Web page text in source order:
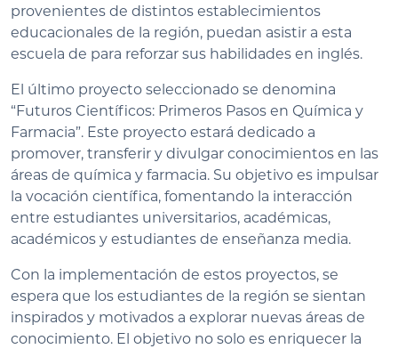
provenientes de distintos establecimientos
educacionales de la región, puedan asistir a esta
escuela de para reforzar sus habilidades en inglés.
El último proyecto seleccionado se denomina
“Futuros Científicos: Primeros Pasos en Química y
Farmacia”. Este proyecto estará dedicado a
promover, transferir y divulgar conocimientos en las
áreas de química y farmacia. Su objetivo es impulsar
la vocación científica, fomentando la interacción
entre estudiantes universitarios, académicas,
académicos y estudiantes de enseñanza media.
Con la implementación de estos proyectos, se
espera que los estudiantes de la región se sientan
inspirados y motivados a explorar nuevas áreas de
conocimiento. El objetivo no solo es enriquecer la